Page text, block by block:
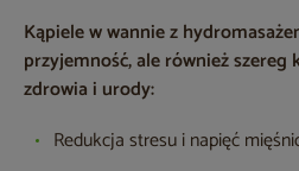
Kąpiele w wannie z
przyjemność, ale również szereg
zdrowia i urody:
Redukcja stresu i napięć